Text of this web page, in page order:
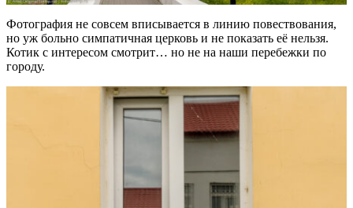
Фотография не совсем вписывается в линию повествования,
но уж больно симпатичная церковь и не показать её нельзя.
Котик с интересом смотрит… но не на наши перебежки по
городу.